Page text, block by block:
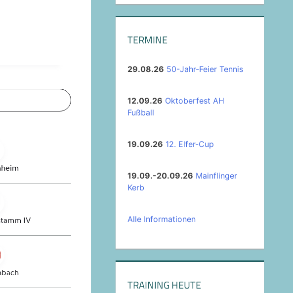
TERMINE
29.08.26 50-Jahr-Feier Tennis
12.09.26 Oktoberfest AH
Fußball
19.09.26 12. Elfer-Cup
19.09.-20.09.26 Mainflinger
Kerb
Alle Informationen
TRAINING HEUTE